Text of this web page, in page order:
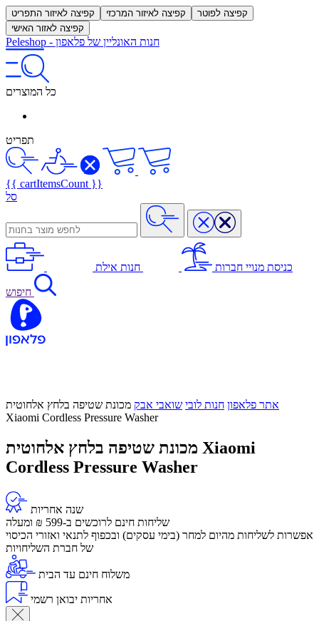
קפיצה לאיזור התפריט קפיצה לאיזור המרכזי
קפיצה לפוטר
קפיצה לאזור האישי
Peleshop - חנות האונליין של פלאפון
כל המוצרים
תפריט
{{ cartItemsCount }}
סל
כניסת מנויי חברות חנות אילת
חיפוש
אתר פלאפון חנות לובי שואבי אבק מכונת שטיפה בלחץ אלחוטית
Xiaomi Cordless Pressure Washer
מכונת שטיפה בלחץ אלחוטית Xiaomi
Cordless Pressure Washer
שנה אחריות
שליחות חינם לרוכשים ב-599 ₪ ומעלה
​אפשרות לשליחות מהיום למחר (בימי עסקים) ובכפוף לתנאי ואזורי הכיסוי
של חברת השליחויות
משלוח חינם עד הבית
אחריות יבואן רשמי